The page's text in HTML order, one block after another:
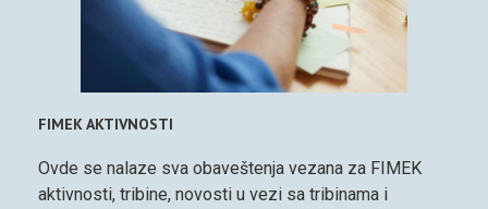
FIMEK AKTIVNOSTI
Ovde se nalaze sva obaveštenja vezana za FIMEK
aktivnosti, tribine, novosti u vezi sa tribinama i